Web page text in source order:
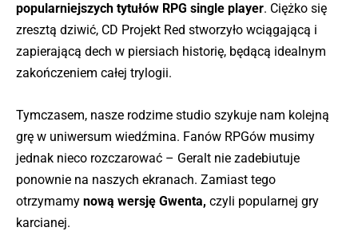
popularniejszych tytułów RPG single player. Ciężko się
zresztą dziwić, CD Projekt Red stworzyło wciągającą i
zapierającą dech w piersiach historię, będącą idealnym
zakończeniem całej trylogii.
Tymczasem, nasze rodzime studio szykuje nam kolejną
grę w uniwersum wiedźmina. Fanów RPGów musimy
jednak nieco rozczarować – Geralt nie zadebiutuje
ponownie na naszych ekranach. Zamiast tego
otrzymamy nową wersję Gwenta, czyli popularnej gry
karcianej.